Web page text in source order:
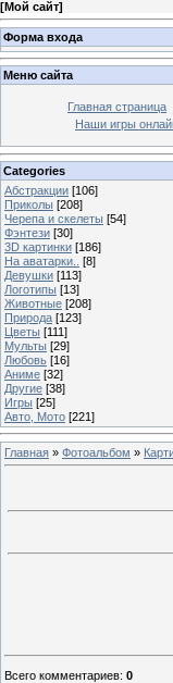
[Мой сайт]
Форма входа
Меню сайта
Главная страница
Наши игры
Categories
Абстракции [106]
Приколы [208]
Черепа и скелеты [54]
Фэнтези [30]
3D картинки [186]
На аватарки..
[8]
Девушки [113]
Логотипы [13]
Животные [208]
Природа [123]
Цветы [111]
Мульты [29]
Любовь [16]
Аниме [32]
Другие [38]
Игры [25]
Авто, Мото [221]
Главная » Фотоальбом »
Всего комментариев: 0